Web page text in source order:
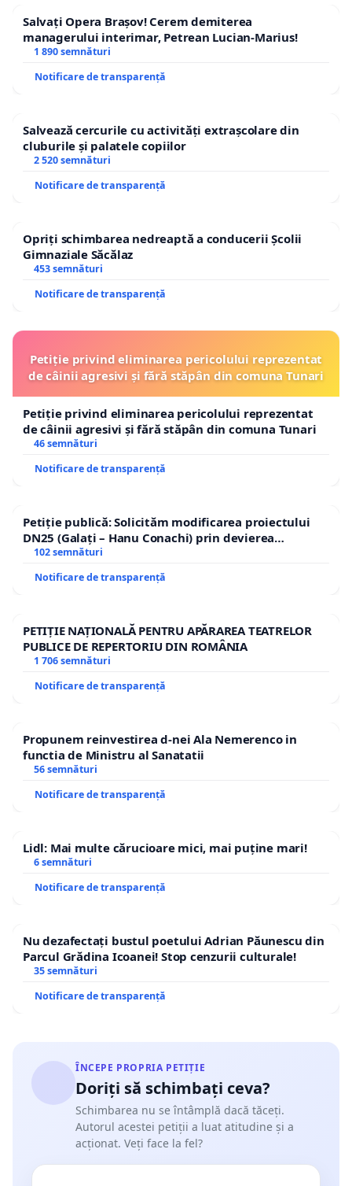
Salvați Opera Brașov! Cerem demiterea
managerului interimar, Petrean Lucian-Marius!
1 890 semnături
Notificare de transparență
Salvează cercurile cu activități extrașcolare din
cluburile și palatele copiilor
2 520 semnături
Notificare de transparență
Opriți schimbarea nedreaptă a conducerii Școlii
Gimnaziale Săcălaz
453 semnături
Notificare de transparență
Petiție privind eliminarea pericolului reprezentat
de câinii agresivi și fără stăpân din comuna Tunari
Petiție privind eliminarea pericolului reprezentat
de câinii agresivi și fără stăpân din comuna Tunari
46 semnături
Notificare de transparență
Petiție publică: Solicităm modificarea proiectului
DN25 (Galați – Hanu Conachi) prin devierea
traseului în afara localităților!
102 semnături
Notificare de transparență
PETIȚIE NAȚIONALĂ PENTRU APĂRAREA TEATRELOR
PUBLICE DE REPERTORIU DIN ROMÂNIA
1 706 semnături
Notificare de transparență
Propunem reinvestirea d-nei Ala Nemerenco in
functia de Ministru al Sanatatii
56 semnături
Notificare de transparență
Lidl: Mai multe cărucioare mici, mai puține mari!
6 semnături
Notificare de transparență
Nu dezafectați bustul poetului Adrian Păunescu din
Parcul Grădina Icoanei! Stop cenzurii culturale!
35 semnături
Notificare de transparență
ÎNCEPE PROPRIA PETIȚIE
Doriți să schimbați ceva?
Schimbarea nu se întâmplă dacă tăceți.
Autorul acestei petiții a luat atitudine și a
acționat. Veți face la fel?